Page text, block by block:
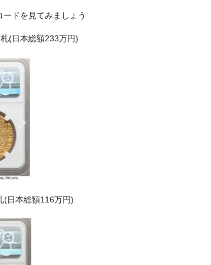
ドを見てみましょう
(日本総額233万円)
(日本総額116万円)